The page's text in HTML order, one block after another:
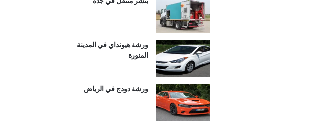
ورشة هيونداي في المدينة
المنورة
ورشة دودج في الرياض